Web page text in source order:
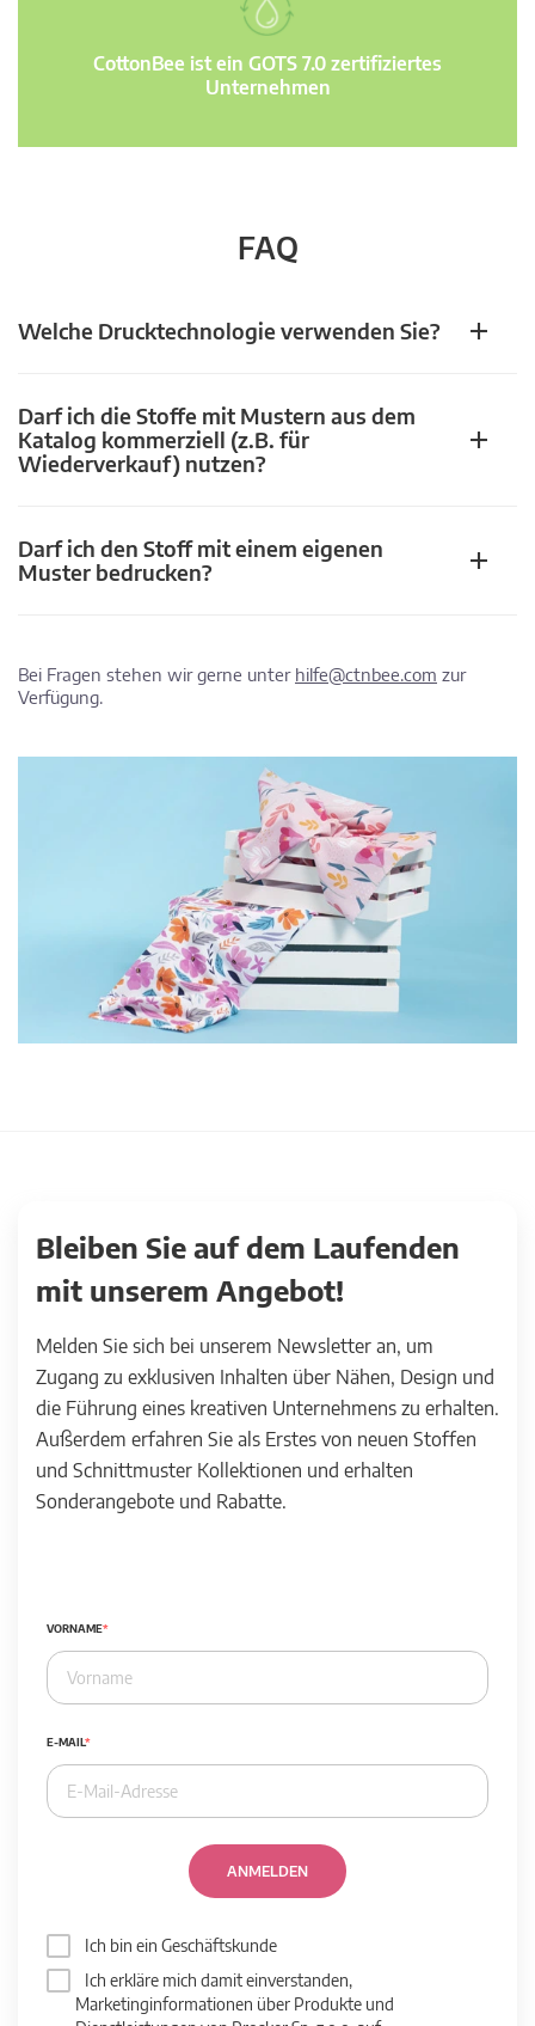
CottonBee ist ein GOTS 7.0 zertifiziertes
Unternehmen
FAQ
Welche Drucktechnologie verwenden Sie?
Darf ich die Stoffe mit Mustern aus dem
Katalog kommerziell (z.B. für
Wiederverkauf) nutzen?
Darf ich den Stoff mit einem eigenen
Muster bedrucken?
Bei Fragen stehen wir gerne unter hilfe@ctnbee.com zur
Verfügung.
Bleiben Sie auf dem Laufenden
mit unserem Angebot!
Melden Sie sich bei unserem Newsletter an, um
Zugang zu exklusiven Inhalten über Nähen, Design und
die Führung eines kreativen Unternehmens zu erhalten.
Außerdem erfahren Sie als Erstes von neuen Stoffen
und Schnittmuster Kollektionen und erhalten
Sonderangebote und Rabatte.
VORNAME
E-MAIL
ANMELDEN
Ich bin ein Geschäftskunde
Ich erkläre mich damit einverstanden,
Marketinginformationen über Produkte und